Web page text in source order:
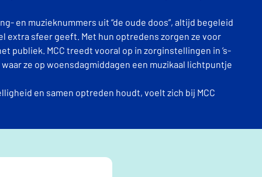
en muzieknummers uit “de oude doos”, altijd begeleid
extra sfeer geeft. Met hun optredens zorgen ze voor
publiek. MCC treedt vooral op in zorginstellingen in ’s-
ze op woensdagmiddagen een muzikaal lichtpuntje
en samen optreden houdt, voelt zich bij MCC